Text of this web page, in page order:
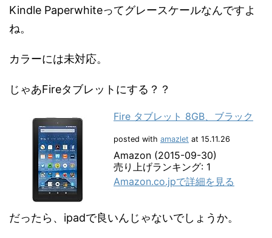
Kindle Paperwhiteってグレースケールなんですよ
ね。
カラーには未対応。
じゃあFireタブレットにする？？
Fire タブレット 8GB、ブラック
posted with amazlet at 15.11.26
Amazon (2015-09-30)
売り上げランキング: 1
Amazon.co.jpで詳細を見る
だったら、ipadで良いんじゃないでしょうか。